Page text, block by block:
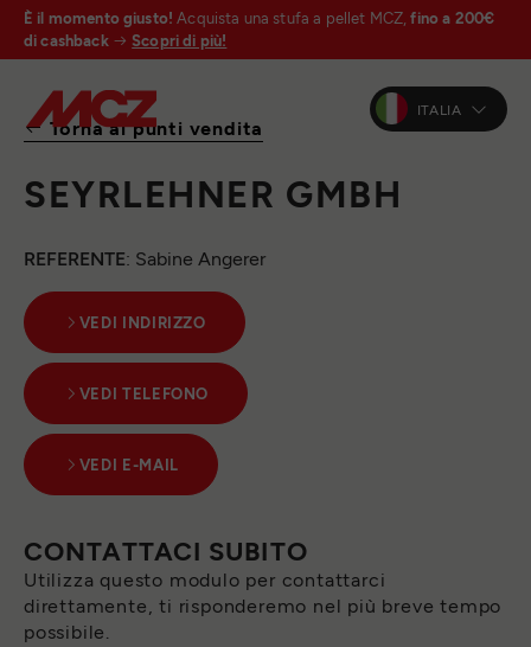
È il momento giusto! Acquista una stufa a pellet MCZ, fino a 200€
di cashback
Scopri di più!
ITALIA
Torna ai punti vendita
SEYRLEHNER GMBH
REFERENTE: Sabine Angerer
VEDI INDIRIZZO
VEDI TELEFONO
VEDI E-MAIL
CONTATTACI SUBITO
Utilizza questo modulo per contattarci
direttamente, ti risponderemo nel più breve tempo
possibile.